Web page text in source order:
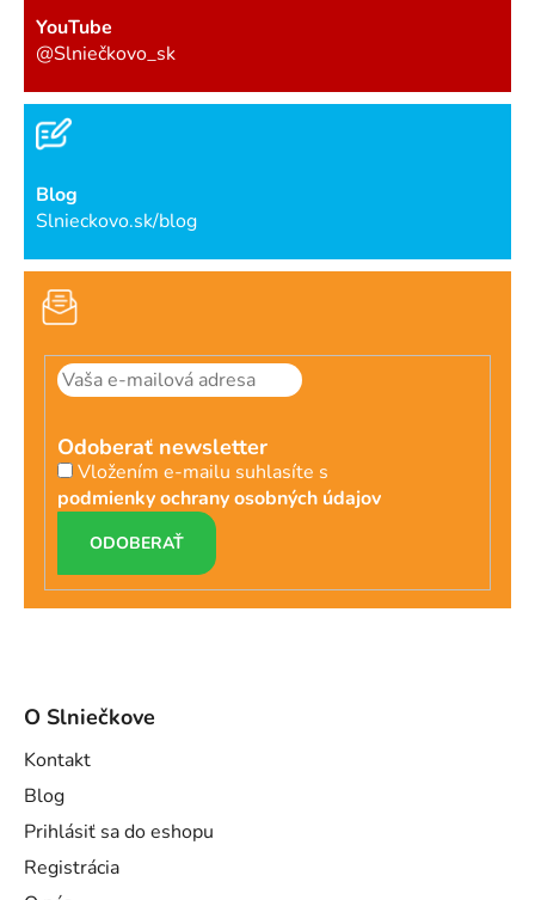
YouTube
@Slniečkovo_sk
Blog
Slnieckovo.sk/blog
Odoberať newsletter
Vložením e-mailu suhlasíte s
podmienky ochrany osobných údajov
PRIHLÁSIŤ
SA
O Slniečkove
Kontakt
Blog
Prihlásiť sa do eshopu
Registrácia